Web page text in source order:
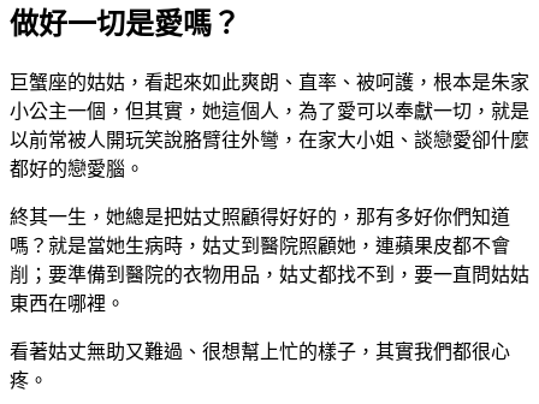
做好一切是愛嗎？
巨蟹座的姑姑，看起來如此爽朗、直率、被呵護，根本是朱家
小公主一個，但其實，她這個人，為了愛可以奉獻一切，就是
以前常被人開玩笑說胳臂往外彎，在家大小姐、談戀愛卻什麼
都好的戀愛腦。
終其一生，她總是把姑丈照顧得好好的，那有多好你們知道
嗎？就是當她生病時，姑丈到醫院照顧她，連蘋果皮都不會
削；要準備到醫院的衣物用品，姑丈都找不到，要一直問姑姑
東西在哪裡。
看著姑丈無助又難過、很想幫上忙的樣子，其實我們都很心
疼。